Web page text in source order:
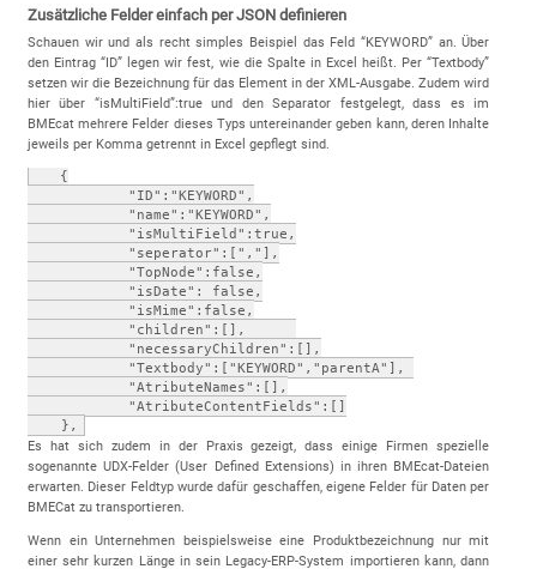
Zusätzliche Felder einfach per JSON definieren
Schauen wir und als recht simples Beispiel das Feld “KEYWORD” an. Über
den Eintrag “ID” legen wir fest, wie die Spalte in Excel heißt. Per “Textbody”
setzen wir die Bezeichnung für das Element in der XML-Ausgabe. Zudem wird
hier über “isMultiField”:true und den Separator festgelegt, dass es im
BMEcat mehrere Felder dieses Typs untereinander geben kann, deren Inhalte
jeweils per Komma getrennt in Excel gepflegt sind.
   {
            "ID":"KEYWORD",
            "name":"KEYWORD",
            "isMultiField":true,
            "seperator":[","],
            "TopNode":false,
            "isDate": false,
            "isMime":false,
            "children":[],
            "necessaryChildren":[],
            "Textbody":["KEYWORD","parentA"],
            "AtributeNames":[],
            "AtributeContentFields":[]
    },
Es hat sich zudem in der Praxis gezeigt, dass einige Firmen spezielle
sogenannte UDX-Felder (User Defined Extensions) in ihren BMEcat-Dateien
erwarten. Dieser Feldtyp wurde dafür geschaffen, eigene Felder für Daten per
BMECat zu transportieren.
Wenn ein Unternehmen beispielsweise eine Produktbezeichnung nur mit
einer sehr kurzen Länge in sein Legacy-ERP-System importieren kann, dann